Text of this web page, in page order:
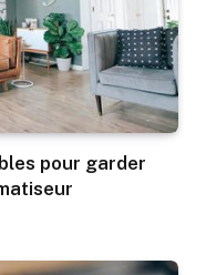
pour garder